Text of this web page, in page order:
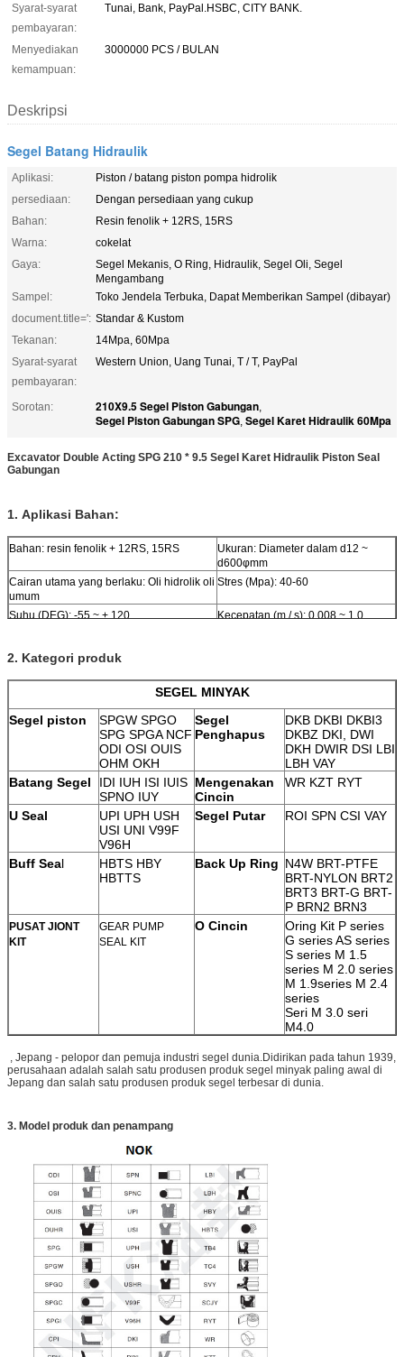
Syarat-syarat
pembayaran:
Tunai, Bank, PayPal.HSBC, CITY BANK.
Menyediakan
kemampuan:
3000000 PCS / BULAN
Deskripsi
Segel Batang Hidraulik
Aplikasi:
Piston / batang piston pompa hidrolik
persediaan:
Dengan persediaan yang cukup
Bahan:
Resin fenolik + 12RS, 15RS
Warna:
cokelat
Gaya:
Segel Mekanis, O Ring, Hidraulik, Segel Oli, Segel
Mengambang
Sampel:
Toko Jendela Terbuka, Dapat Memberikan Sampel (dibayar)
document.title=': Standar & Kustom
Tekanan:
14Mpa, 60Mpa
Syarat-syarat
pembayaran:
Western Union, Uang Tunai, T / T, PayPal
Sorotan: 210X9.5 Segel Piston Gabungan,
Segel Piston Gabungan SPG, Segel Karet Hidraulik 60Mpa
Excavator Double Acting SPG 210 * 9.5 Segel Karet Hidraulik Piston Seal
Gabungan
1. Aplikasi Bahan:
Bahan: resin fenolik + 12RS, 15RS
Ukuran: Diameter dalam d12 ~
d600φmm
Cairan utama yang berlaku: Oli hidrolik oli
umum
Stres (Mpa): 40-60
Suhu (DEG): -55 ~ + 120 Kecepatan (m / s): 0,008 ~ 1.0
2. Kategori produk
SEGEL MINYAK
Segel piston
SPGW SPGO
SPG SPGA NCF
ODI OSI OUIS
OHM OKH
Segel
Penghapus
DKB DKBI DKBI3
DKBZ DKI, DWI
DKH DWIR DSI LBI
LBH VAY
Batang Segel
IDI IUH ISI IUIS
SPNO IUY
Mengenakan
Cincin
WR KZT RYT
U Seal
UPI UPH USH
USI UNI V99F
V96H
Segel Putar ROI SPN CSI VAY
Buff Seal
HBTS HBY
HBTTS
Back Up Ring N4W BRT-PTFE
BRT-NYLON BRT2
BRT3 BRT-G BRT-
P BRN2 BRN3
PUSAT JIONT
KIT
GEAR PUMP
SEAL KIT
O Cincin
Oring Kit P series
G series AS series
S series M 1.5
series M 2.0 series
M 1.9series M 2.4
series
Seri M 3.0 seri
M4.0
, Jepang - pelopor dan pemuja industri segel dunia.Didirikan pada tahun 1939,
perusahaan adalah salah satu produsen produk segel minyak paling awal di
Jepang dan salah satu produsen produk segel terbesar di dunia.
3. Model produk dan penampang